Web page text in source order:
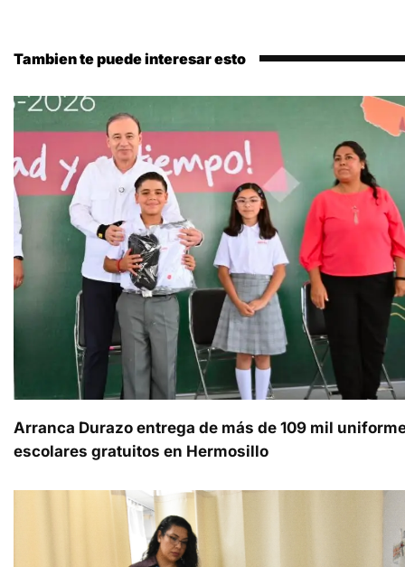
Tambien te puede interesar esto
Arranca Durazo entrega de más de 109 mil
escolares gratuitos en Hermosillo